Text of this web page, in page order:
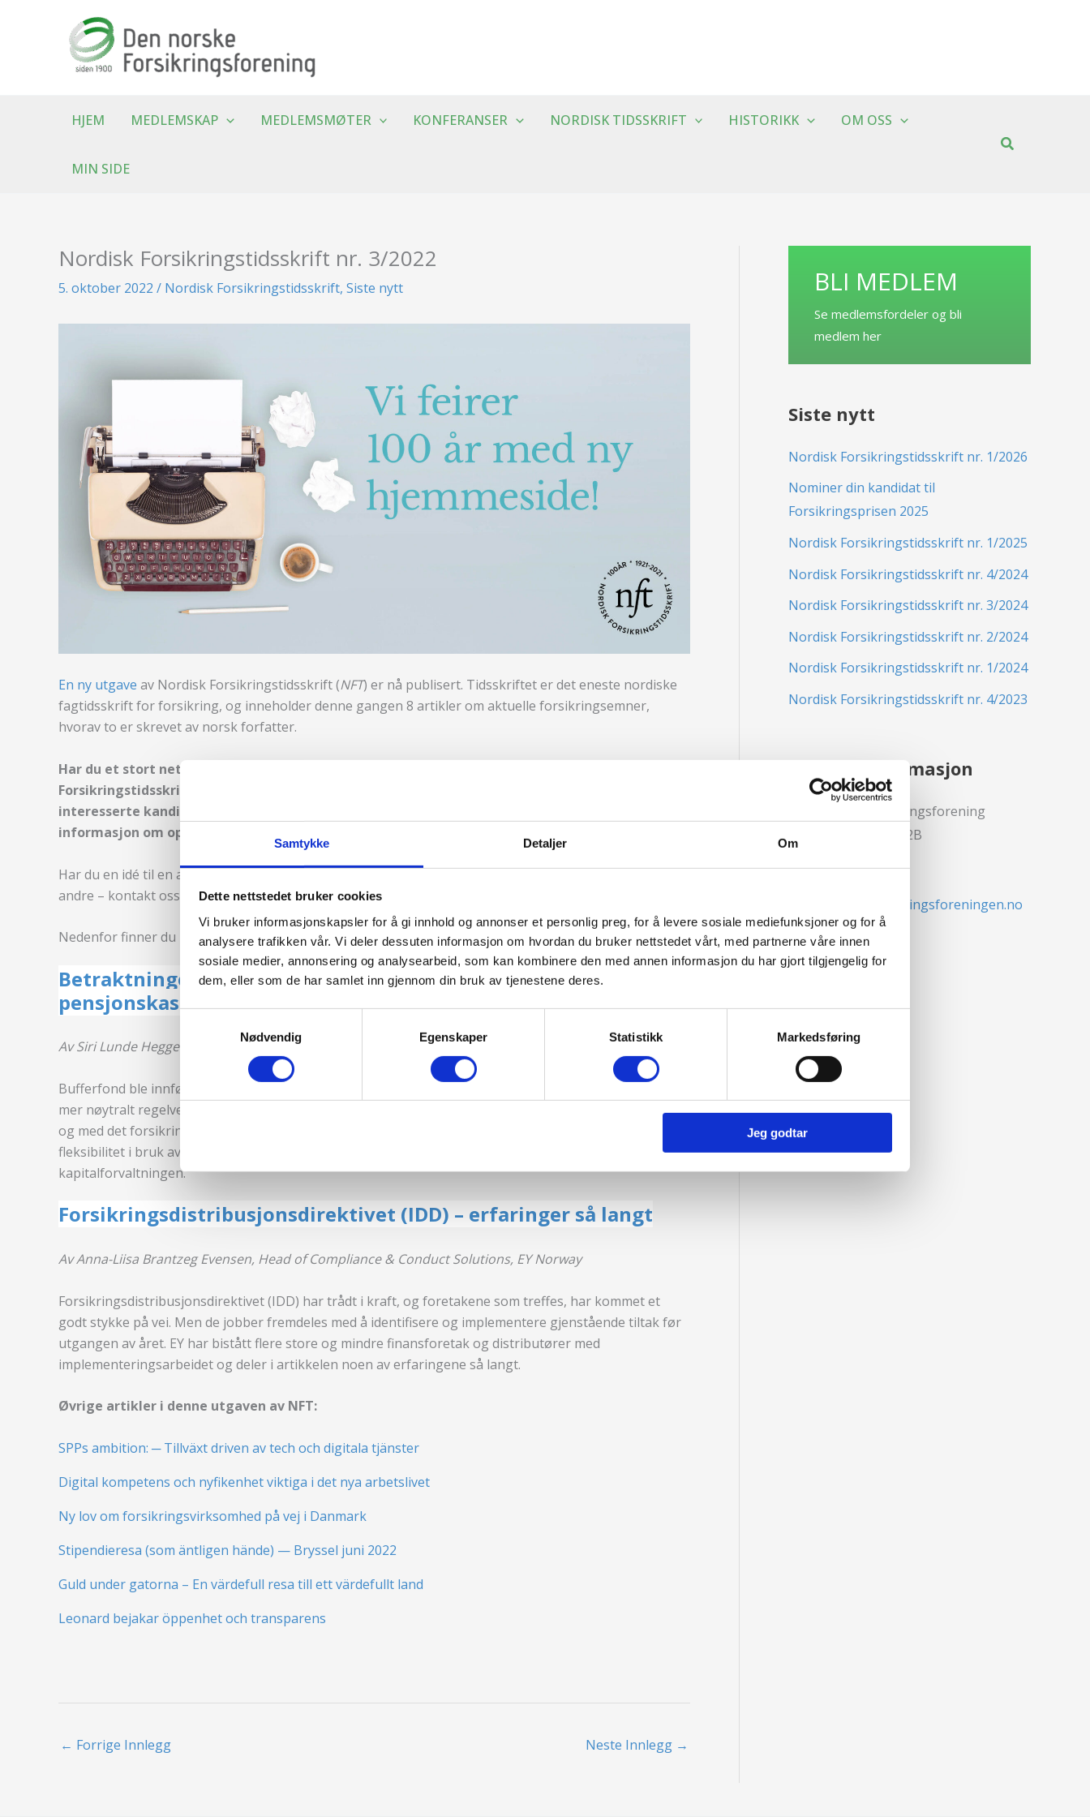
Samtykke Detaljer Om
Dette nettstedet bruker cookies
Vi bruker informasjonskapsler for å gi innhold og annonser et personlig preg, for å levere sosiale mediefunksjoner og for å
analysere trafikken vår. Vi deler dessuten informasjon om hvordan du bruker nettstedet vårt, med partnerne våre innen
sosiale medier, annonsering og analysearbeid, som kan kombinere den med annen informasjon du har gjort tilgjengelig for
dem, eller som de har samlet inn gjennom din bruk av tjenestene deres.
Nødvendig
Egenskaper Statistikk Markedsføring
Jeg godtar
HJEM MEDLEMSKAP MEDLEMSMØTER KONFERANSER NORDISK TIDSSKRIFT HISTORIKK OM OSS
MIN SIDE
Nordisk Forsikringstidsskrift nr. 3/2022
5. oktober 2022 / Nordisk Forsikringstidsskrift, Siste nytt
En ny utgave av Nordisk Forsikringstidsskrift (NFT) er nå publisert. Tidsskriftet er det eneste nordiske
fagtidsskrift for forsikring, og inneholder denne gangen 8 artikler om aktuelle forsikringsemner,
hvorav to er skrevet av norsk forfatter.
Har du et stort nettverk og god oversikt over hva som rører seg i forsikringsbransjen? Nordisk
Forsikringstidsskrift søker ny norsk redaktør og styret ønsker å komme i kontakt med
interesserte kandidater. Ta kontakt på
informasjon om oppgaver og betingelser.
Har du en idé til en artikkel i NFT eller har du allerede skrevet noe du tror vil være av interesse for
andre – kontakt oss påpost@forsikringsforeningen.no
Nedenfor finner du mer informasjon om de norske artiklene i denne utgaven av tidsskriftet.
Betraktninger rundt innføring av bufferfond for offentlige
pensjonskasser
Av Siri Lunde Heggebø, Fagsjef, Pensjonskasseforeningen
Bufferfond ble innført i offentlig pensjonskasser fra 1.januar 2022. Et grunnlag for endringen var et
mer nøytralt regelverk ved flytting, der man så at det var arbitragemuligheter ved å endre leverandør
og med det forsikringsfellesskap. I artikkelen beskrives ulike effekter av endringen, eksempelvis økt
fleksibilitet i bruk av overskudd på renteresultatet, økt beskyttelse av egenkapitalen og økt fleksibilitet i
kapitalforvaltningen.
Forsikringsdistribusjonsdirektivet (IDD) – erfaringer så langt
Av Anna-Liisa Brantzeg Evensen, Head of Compliance & Conduct Solutions, EY Norway
Forsikringsdistribusjonsdirektivet (IDD) har trådt i kraft, og foretakene som treffes, har kommet et
godt stykke på vei. Men de jobber fremdeles med å identifisere og implementere gjenstående tiltak før
utgangen av året. EY har bistått flere store og mindre finansforetak og distributører med
implementeringsarbeidet og deler i artikkelen noen av erfaringene så langt.
Øvrige artikler i denne utgaven av NFT:
SPPs ambition: ─ Tillväxt driven av tech och digitala tjänster
Digital kompetens och nyfikenhet viktiga i det nya arbetslivet
Ny lov om forsikringsvirksomhed på vej i Danmark
Stipendieresa (som äntligen hände) — Bryssel juni 2022
Guld under gatorna – En värdefull resa till ett värdefullt land
Leonard bejakar öppenhet och transparens
← Forrige Innlegg Neste Innlegg →
BLI MEDLEM
Se medlemsfordeler og bli
medlem her
Siste nytt
Nordisk Forsikringstidsskrift nr. 1/2026
Nominer din kandidat til
Forsikringsprisen 2025
Nordisk Forsikringstidsskrift nr. 1/2025
Nordisk Forsikringstidsskrift nr. 4/2024
Nordisk Forsikringstidsskrift nr. 3/2024
Nordisk Forsikringstidsskrift nr. 2/2024
Nordisk Forsikringstidsskrift nr. 1/2024
Nordisk Forsikringstidsskrift nr. 4/2023
Kontaktinformasjon
Den norske Forsikringsforening
Voksenkollveien 112B
post@forsikringsforeningen.no
Kontakt oss